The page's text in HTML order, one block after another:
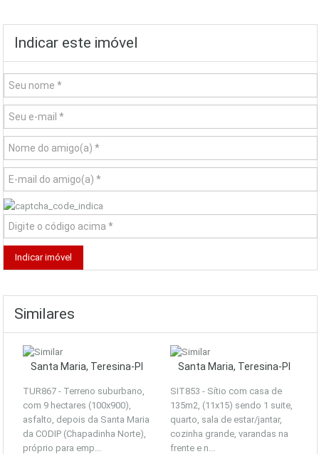
Indicar este imóvel
Similares
Santa Maria, Teresina-PI
TUR867 - Terreno suburbano,
com 9 hectares (100x900),
asfalto, depois da Santa Maria
da CODIP (Chapadinha Norte),
próprio para emp...
Santa Maria, Teresina-PI
SIT853 - Sítio com casa de
135m2, (11x15) sendo 1 suite,
quarto, sala de estar/jantar,
cozinha grande, varandas na
frente e n...